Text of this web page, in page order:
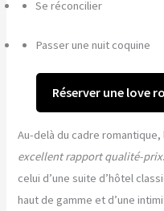
Se réconcilier
Passer une nuit coquine
Réserver une love
Au-delà du cadre
excellent rapport qualité-prix
celui d’une suite d’hôtel
haut de gamme et d’une